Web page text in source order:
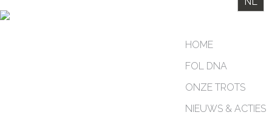
HOME
FOL DNA
ONZE TROTS
NIEUWS & ACTIES